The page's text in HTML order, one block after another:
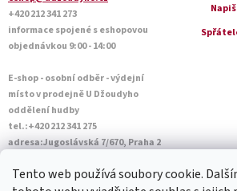
Tento web používá soubory cookie.
+420 212 341 273
informace spojené s eshopovou
objednávkou 9:00 - 14:00
E-shop - osobní odběr - výdejní
místo v prodejně U Džoudyho
oddělení hudby
tel.:+420 212 341 275
adresa:Jugoslávská 7/670, Praha 2
Sobota: 10:00 - 14:45